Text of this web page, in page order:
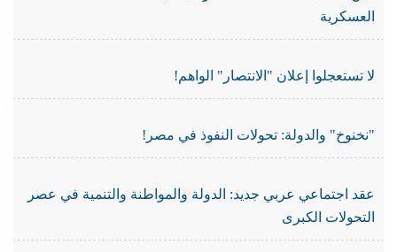
العسكرية
لا تستعجلوا إعلان "الانتصار" الواهم!
"نخنوخ" والدولة: تحولات النفوذ في مصر!
عقد اجتماعي عربي جديد: الدولة والمواطنة والتنمية في عصر
التحولات الكبرى